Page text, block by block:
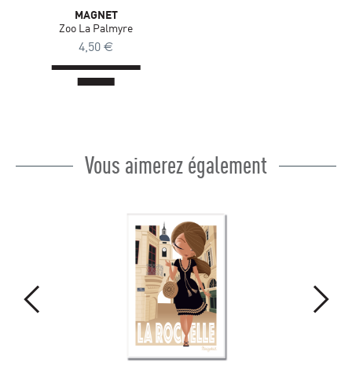
MAGNET
Zoo La Palmyre
4,50 €
Vous aimerez également